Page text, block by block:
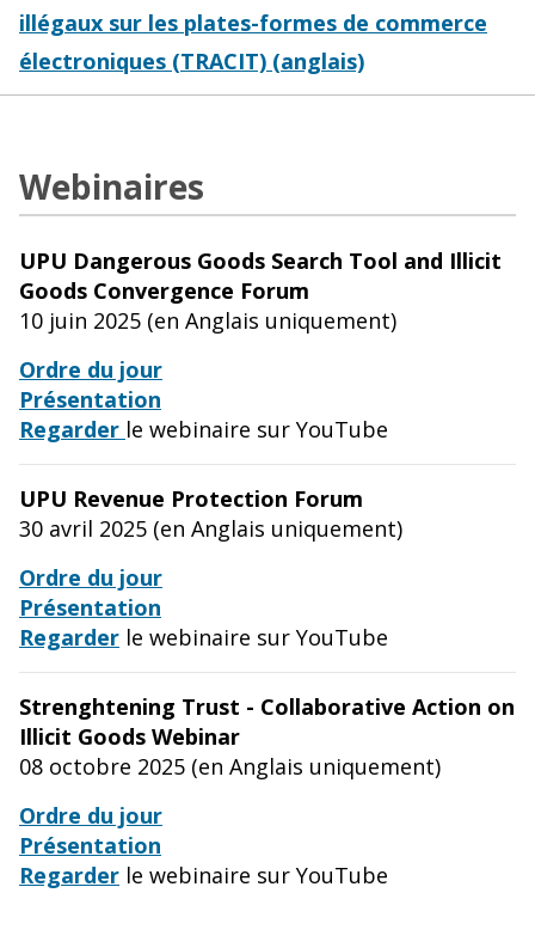
illégaux sur les plates-formes de commerce
électroniques (TRACIT) (anglais)
Webinaires
UPU Dangerous Goods Search Tool and Illicit
Goods Convergence Forum
10 juin 2025 (en Anglais uniquement)
Ordre du jour
Présentation
Regarder le webinaire sur YouTube
UPU Revenue Protection Forum
30 avril 2025 (en Anglais uniquement)
Ordre du jour
Présentation
Regarder le webinaire sur YouTube
Strenghtening Trust - Collaborative Action on
Illicit Goods Webinar
08 octobre 2025 (en Anglais uniquement)
Ordre du jour
Présentation
Regarder le webinaire sur YouTube